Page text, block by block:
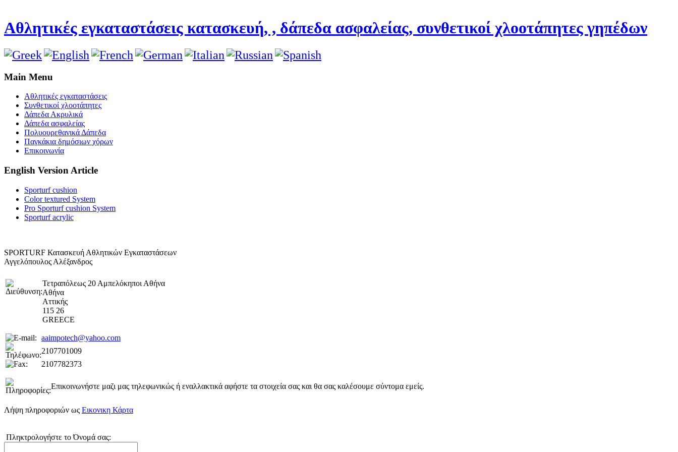
Αθλητικές εγκαταστάσεις κατασκευή, , δάπεδα ασφαλείας, συνθετικοί χλοοτάπητες γηπέδων
Main Menu
Αθλητικές εγκαταστάσεις
Συνθετικοί χλοοτάπητες
Δάπεδα Ακρυλικά
Δάπεδα ασφαλείας
Πολυουρεθανικά Δάπεδα
Παγκάκια δημόσιων χόρων
Επικοινωνία
English Version Article
Sporturf cushion
Color textured System
Pro Sporturf cushion System
Sporturf acrylic
SPORTURF Κατασκευή Αθλητικών Εγκαταστάσεων
Αγγελόπουλος Αλέξανδρος
Τετραπόλεως 20 Αμπελόκηποι Αθήνα
Αθήνα
Αττικής
115 26
GREECE
aaimpotech@yahoo.com
2107701009
2107782373
Επικοινωνήστε μαζι μας τηλεφωνικώς ή εναλλακτικά αφήστε τα στοιχεία σας και θα σας καλέσουμε σύντομα εμείς.
Λήψη πληροφοριών ως Εικονικη Κάρτα
Πληκτρολογήστε το Όνομά σας: